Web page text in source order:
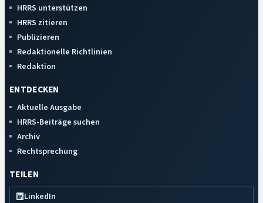
HRRS unterstützen
HRRS zitieren
Publizieren
Redaktionelle Richtlinien
Redaktion
ENTDECKEN
Aktuelle Ausgabe
HRRS-Beiträge suchen
Archiv
Rechtsprechung
TEILEN
LinkedIn